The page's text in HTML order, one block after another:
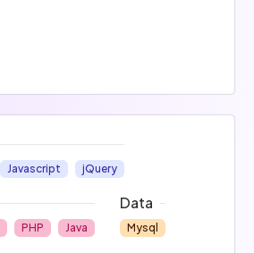
Javascript jQuery
PHP Java
Data
Mysql